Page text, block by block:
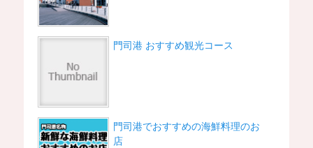
門司港 おすすめ観光コース
門司港でおすすめの海鮮料理のお
店